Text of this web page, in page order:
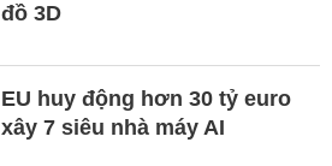
đồ 3D
EU huy động hơn 30 tỷ euro
xây 7 siêu nhà máy AI